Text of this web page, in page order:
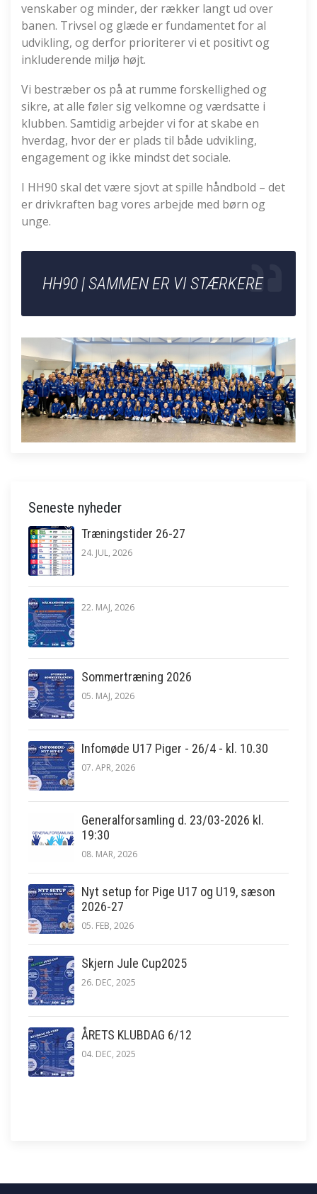
venskaber og minder, der rækker langt ud over
banen. Trivsel og glæde er fundamentet for al
udvikling, og derfor prioriterer vi et positivt og
inkluderende miljø højt.
Vi bestræber os på at rumme forskellighed og
sikre, at alle føler sig velkomne og værdsatte i
klubben. Samtidig arbejder vi for at skabe en
hverdag, hvor der er plads til både udvikling,
engagement og ikke mindst det sociale.
I HH90 skal det være sjovt at spille håndbold – det
er drivkraften bag vores arbejde med børn og
unge.
HH90 | SAMMEN ER VI STÆRKERE
Seneste nyheder
Træningstider 26-27
24. JUL, 2026
22. MAJ, 2026
Sommertræning 2026
05. MAJ, 2026
Infomøde U17 Piger - 26/4 - kl. 10.30
07. APR, 2026
Generalforsamling d. 23/03-2026 kl.
19:30
08. MAR, 2026
Nyt setup for Pige U17 og U19, sæson
2026-27
05. FEB, 2026
Skjern Jule Cup2025
26. DEC, 2025
ÅRETS KLUBDAG 6/12
04. DEC, 2025